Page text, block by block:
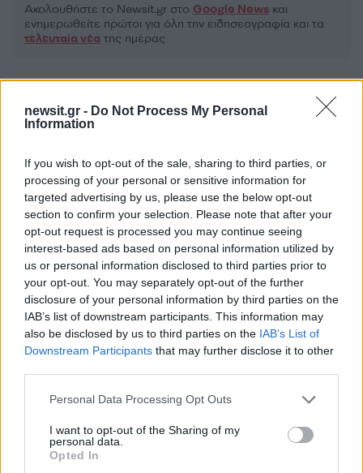
newsit.gr - Do Not Process My Personal
Information
If you wish to opt-out of the sale, sharing to third parties, or
processing of your personal or sensitive information for
targeted advertising by us, please use the below opt-out
section to confirm your selection. Please note that after your
opt-out request is processed you may continue seeing
interest-based ads based on personal information utilized by
us or personal information disclosed to third parties prior to
your opt-out. You may separately opt-out of the further
disclosure of your personal information by third parties on the
IAB’s list of downstream participants. This information may
also be disclosed by us to third parties on the IAB’s List of
Downstream Participants that may further disclose it to other
Please note that this website/app uses one or more Google
not limited to your visit or usage behaviour. You may click to
grant or deny consent to Google and its third-party tags to
use your data for below specified purposes in below Google
Personal Data Processing Opt Outs
I want to opt-out of the Sharing of my
personal data.
Opted In
Ακολουθήστε το Νewsit.gr στο Google News και
ενημερωθείτε πρώτοι για όλη την ειδησεογραφία και τα
τελευταία νέα της ημέρας
1 Κωνσταντίνος Αργυρός και Αλεξάνδρα
Νίκα κάνουν διακοπές με πολυτελές γιοτ
με τα δύο παιδιά τους
2Ελίζαμπεθ Ελέτσι και Νεκτάριος Λεμονίδης
πήγαν στον Άγιο Νεκτάριο Βούλας για να
πάρουν την ευχή για τον γιο τους
3Ηφαίστειο Σαντορίνης: Ένας 15χρονος που
δεν πρόλαβε να ξεφύγει από το τσουνάμι
μπορεί να αλλάξει τη χρονολογία της
προϊστορικής έκρηξης
4Παρκαδόρος στο Ελαφονήσι συνελήφθη
τουρίστες
Στην Κρήτη ο Κυριάκος Μητσοτάκης,
συνεχίζει τις ολιγοήμερες διακοπές του –
Πού βρέθηκε το Σάββατο